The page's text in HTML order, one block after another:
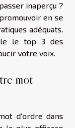
inaperçu ?
en se
adéquats.
le top 3 des
votre voix.
mot
d'ordre dans